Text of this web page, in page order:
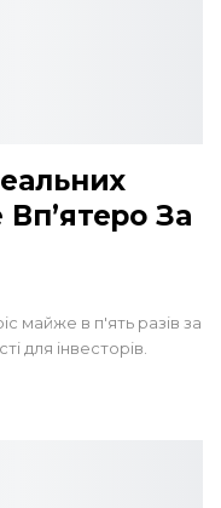
За
майже в п'ять разів за
для інвесторів.